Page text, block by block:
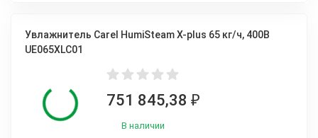
Увлажнитель Carel HumiSteam X-plus 65 кг/ч, 400В
UE065XLC01
751 845,38 ₽
В наличии